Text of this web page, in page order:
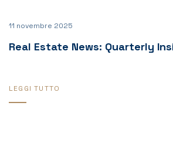
11 novembre 2025
Real Estate News: Quarterly
LEGGI TUTTO